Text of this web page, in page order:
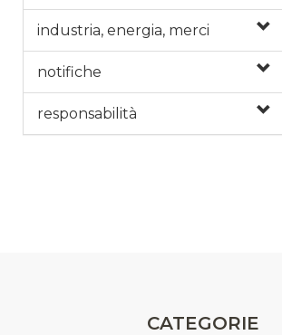
industria, energia, merci
notifiche
responsabilità
CATEGORIE